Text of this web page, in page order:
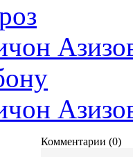
Комментарии (0)